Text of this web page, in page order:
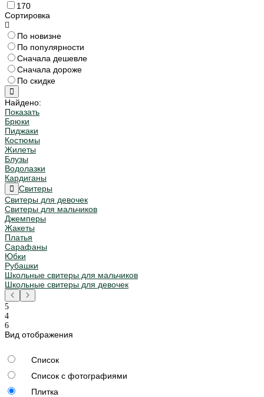
170
Сортировка
По новизне
По популярности
Сначала дешевле
Сначала дороже
По скидке
Найдено:
Показать
Брюки
Пиджаки
Костюмы
Жилеты
Блузы
Водолазки
Кардиганы
Свитеры
Свитеры для девочек
Свитеры для мальчиков
Джемперы
Жакеты
Платья
Сарафаны
Юбки
Рубашки
Школьные свитеры для мальчиков
Школьные свитеры для девочек
Вид отображения
Список
Список с фотографиями
Плитка